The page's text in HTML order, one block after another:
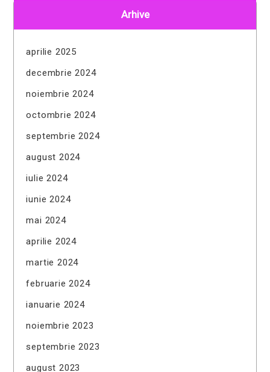
Arhive
aprilie 2025
decembrie 2024
noiembrie 2024
octombrie 2024
septembrie 2024
august 2024
iulie 2024
iunie 2024
mai 2024
aprilie 2024
martie 2024
februarie 2024
ianuarie 2024
noiembrie 2023
septembrie 2023
august 2023